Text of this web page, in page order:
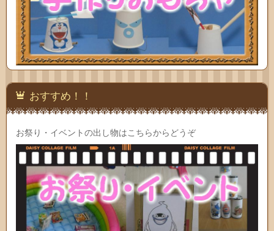
おすすめ！！
お祭り・イベントの出し物はこちらからどうぞ